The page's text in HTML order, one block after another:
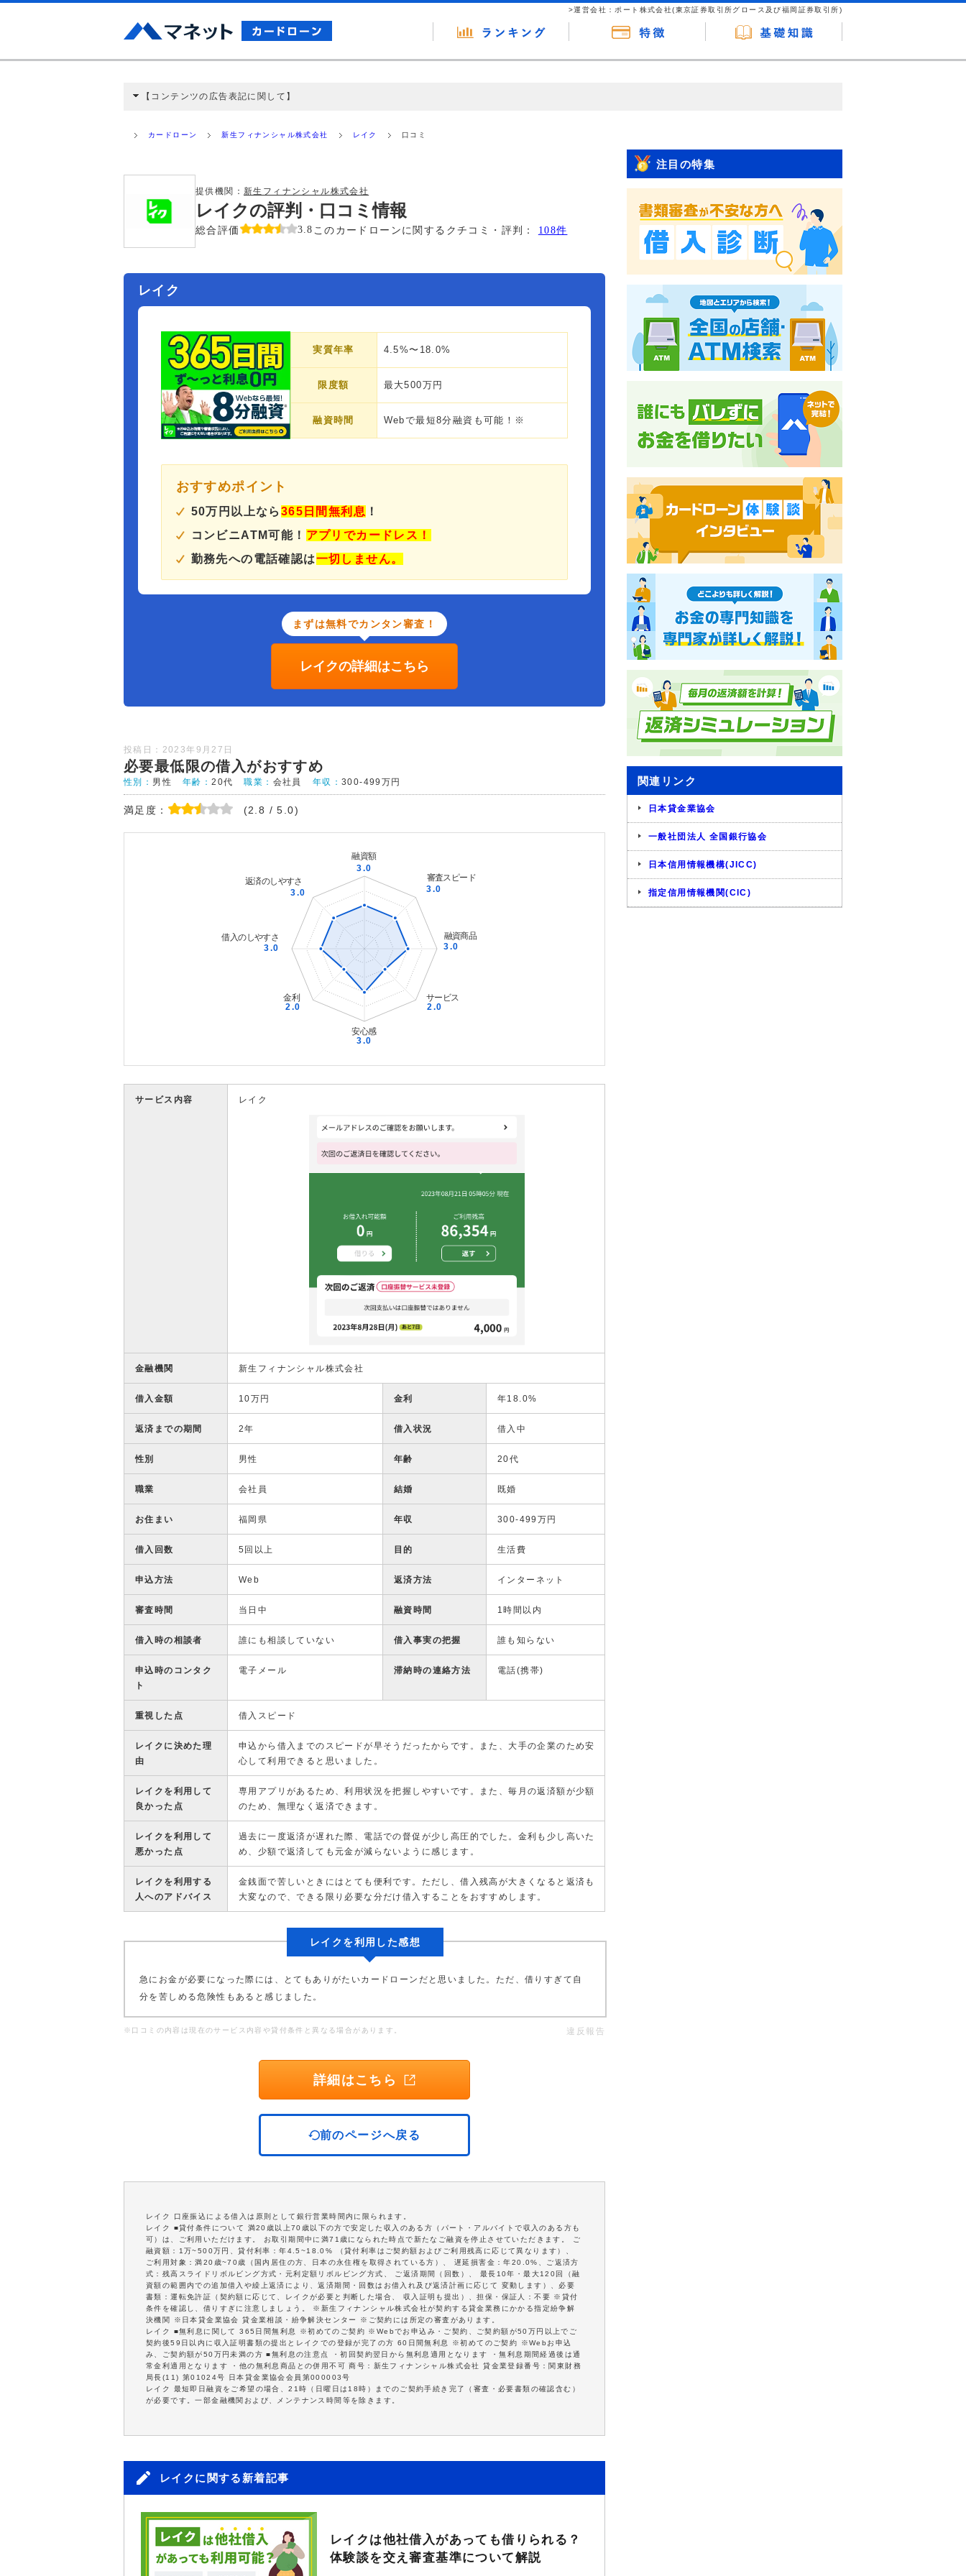
>運営会社：ポート株式会社(東京証券取引所グロース及び福岡証券取引所)
【コンテンツの広告表記に関して】
ミ収集などに基づき、公平性を担保した情報提供を行っています。
カードローン 新生フィナンシャル株式会社 レイク 口コミ
提供機関： 新生フィナンシャル株式会社
レイクの評判・口コミ情報
総合評価 3.8 このカードローンに関するクチコミ・評判： 108件
レイク
実質年率 4.5%〜18.0%
限度額 最大500万円
融資時間 Webで最短8分融資も可能！※
おすすめポイント
50万円以上なら 365日間無利息 ！
コンビニATM可能！ アプリでカードレス！
勤務先への電話確認は一切しません。
まずは無料でカンタン審査！
レイクの詳細はこちら
投稿日：2023年9月27日
必要最低限の借入がおすすめ
性別： 男性 年齢：20代 職業： 会社員 年収：300-499万円
満足度： (2.8 / 5.0)
サービス内容 レイク
金融機関 新生フィナンシャル株式会社
借入金額 10万円 金利 年18.0%
返済までの期間 2年 借入状況 借入中
性別 男性 年齢 20代
職業 会社員 結婚 既婚
お住まい 福岡県 年収 300-499万円
借入回数 5回以上 目的 生活費
申込方法 Web 返済方法 インターネット
審査時間 当日中 融資時間 1時間以内
借入時の相談者 誰にも相談していない 借入事実の把握 誰も知らない
申込時のコンタク
ト
電子メール 滞納時の連絡方法 電話(携帯)
重視した点 借入スピード
レイクに決めた理
由
申込から借入までのスピードが早そうだったからです。また、大手の企業のため安
心して利用できると思いました。
レイクを利用して
良かった点
専用アプリがあるため、利用状況を把握しやすいです。また、毎月の返済額が少額
のため、無理なく返済できます。
レイクを利用して
悪かった点
過去に一度返済が遅れた際、電話での督促が少し高圧的でした。金利も少し高いた
め、少額で返済しても元金が減らないように感じます。
レイクを利用する
人へのアドバイス
金銭面で苦しいときにはとても便利です。ただし、借入残高が大きくなると返済も
大変なので、できる限り必要な分だけ借入することをおすすめします。
レイクを利用した感想
急にお金が必要になった際には、とてもありがたいカードローンだと思いました。ただ、借りすぎて自
分を苦しめる危険性もあると感じました。
※口コミの内容は現在のサービス内容や貸付条件と異なる場合があります。 違反報告
詳細はこちら
前のページへ戻る
レイク 口座振込による借入は原則として銀行営業時間内に限られます。
レイク ■貸付条件について 満20歳以上70歳以下の方で安定した収入のある方（パート・アルバイトで収入のある方も
可）は、ご利用いただけます。 お取引期間中に満71歳になられた時点で新たなご融資を停止させていただきます。 ご
融資額：1万~500万円、貸付利率：年4.5~18.0% （貸付利率はご契約額およびご利用残高に応じて異なります）、
ご利用対象：満20歳~70歳（国内居住の方、日本の永住権を取得されている方）、 遅延損害金：年20.0%、ご返済方
式：残高スライドリボルビング方式・元利定額リボルビング方式、 ご返済期間（回数）、 最長10年・最大120回（融
資額の範囲内での追加借入や繰上返済により、返済期間・回数はお借入れ及び返済計画に応じて 変動します）、必要
書類：運転免許証（契約額に応じて、レイクが必要と判断した場合、 収入証明も提出）、担保・保証人：不要 ※貸付
条件を確認し、借りすぎに注意しましょう。 ※新生フィナンシャル株式会社が契約する貸金業務にかかる指定紛争解
決機関 ※日本貸金業協会 貸金業相談・紛争解決センター ※ご契約には所定の審査があります。
レイク ■無利息に関して 365日間無利息 ※初めてのご契約 ※Webでお申込み・ご契約、ご契約額が50万円以上でご
契約後59日以内に収入証明書類の提出とレイクでの登録が完了の方 60日間無利息 ※初めてのご契約 ※Webお申込
み、ご契約額が50万円未満の方 ■無利息の注意点 ・初回契約翌日から無利息適用となります ・無利息期間経過後は通
常金利適用となります ・他の無利息商品との併用不可 商号：新生フィナンシャル株式会社 貸金業登録番号：関東財務
局長(11) 第01024号 日本貸金業協会会員第000003号
レイク 最短即日融資をご希望の場合、21時（日曜日は18時）までのご契約手続き完了（審査・必要書類の確認含む）
が必要です。一部金融機関および、メンテナンス時間等を除きます。
レイクに関する新着記事
レイクは他社借入があっても借りられる？
体験談を交え審査基準について解説
注目の特集
関連リンク
日本貸金業協会
一般社団法人 全国銀行協会
日本信用情報機構(JICC)
指定信用情報機関(CIC)